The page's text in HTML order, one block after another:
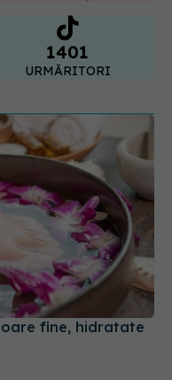
1401
URMĂRITORI
fine, hidratate